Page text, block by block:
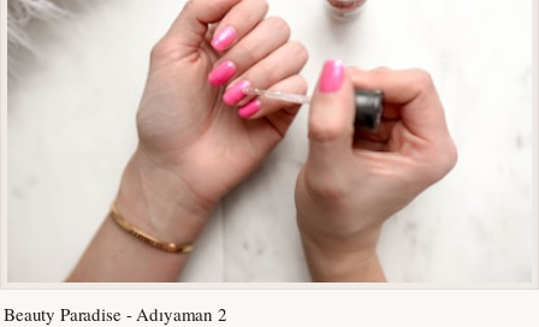
Beauty Paradise - Adıyaman 2